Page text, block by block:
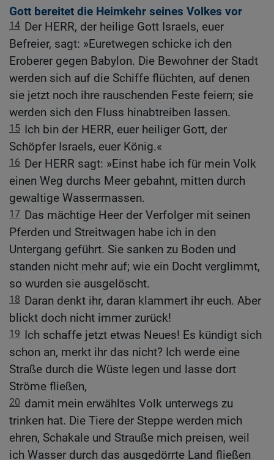
Gott bereitet die Heimkehr seines Volkes vor
14 Der HERR, der heilige Gott Israels, euer
Befreier, sagt: »Euretwegen schicke ich den
Eroberer gegen Babylon. Die Bewohner der Stadt
werden sich auf die Schiffe flüchten, auf denen
sie jetzt noch ihre rauschenden Feste feiern; sie
werden sich den Fluss hinabtreiben lassen.
15 Ich bin der HERR, euer heiliger Gott, der
Schöpfer Israels, euer König.«
16 Der HERR sagt: »Einst habe ich für mein Volk
einen Weg durchs Meer gebahnt, mitten durch
gewaltige Wassermassen.
17 Das mächtige Heer der Verfolger mit seinen
Pferden und Streitwagen habe ich in den
Untergang geführt. Sie sanken zu Boden und
standen nicht mehr auf; wie ein Docht verglimmt,
so wurden sie ausgelöscht.
18 Daran denkt ihr, daran klammert ihr euch. Aber
blickt doch nicht immer zurück!
19 Ich schaffe jetzt etwas Neues! Es kündigt sich
schon an, merkt ihr das nicht? Ich werde eine
Straße durch die Wüste legen und lasse dort
Ströme fließen,
20 damit mein erwähltes Volk unterwegs zu
trinken hat. Die Tiere der Steppe werden mich
ehren, Schakale und Strauße mich preisen, weil
ich Wasser durch das ausgedörrte Land fließen